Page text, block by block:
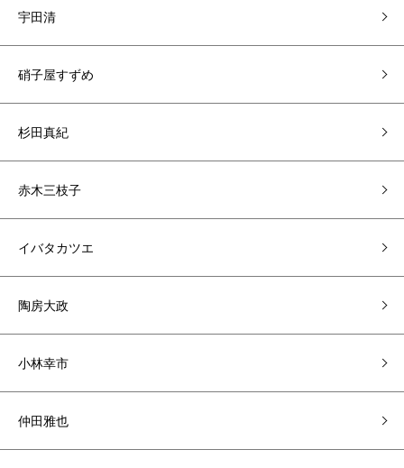
宇田清
硝子屋すずめ
杉田真紀
赤木三枝子
イバタカツエ
陶房大政
小林幸市
仲田雅也